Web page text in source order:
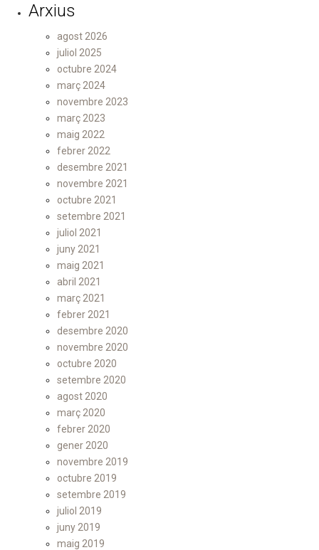
Arxius
agost 2026
juliol 2025
octubre 2024
març 2024
novembre 2023
març 2023
maig 2022
febrer 2022
desembre 2021
novembre 2021
octubre 2021
setembre 2021
juliol 2021
juny 2021
maig 2021
abril 2021
març 2021
febrer 2021
desembre 2020
novembre 2020
octubre 2020
setembre 2020
agost 2020
març 2020
febrer 2020
gener 2020
novembre 2019
octubre 2019
setembre 2019
juliol 2019
juny 2019
maig 2019